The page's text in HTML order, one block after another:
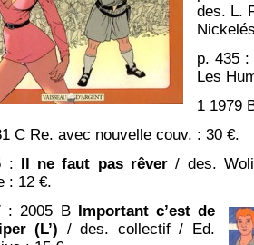
des. L.
p. 435 :
Les
1 1979
C Re. avec nouvelle couv. : 30 €.
: Il ne faut pas rêver / des.
: 12 €.
: 2005 B Important c’est de
(L’) / des. collectif / Ed.